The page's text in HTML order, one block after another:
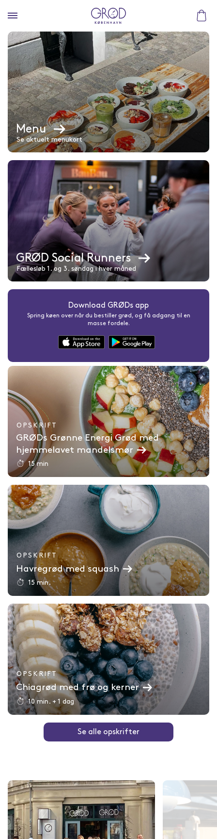
Menu
Se aktuelt menukort
GRØD Social Runners
Fællesløb 1. og 3. søndag i hver måned
Download GRØDs app
Spring køen over når du bestiller grød, og få adgang til en
masse fordele.
OPSKRIFT
GRØDs Grønne Energi Grød med
hjemmelavet mandelsmør
15 min
OPSKRIFT
Havregrød med squash
15 min.
OPSKRIFT
Chiagrød med frø og kerner
10 min. + 1 dag
Se alle opskrifter